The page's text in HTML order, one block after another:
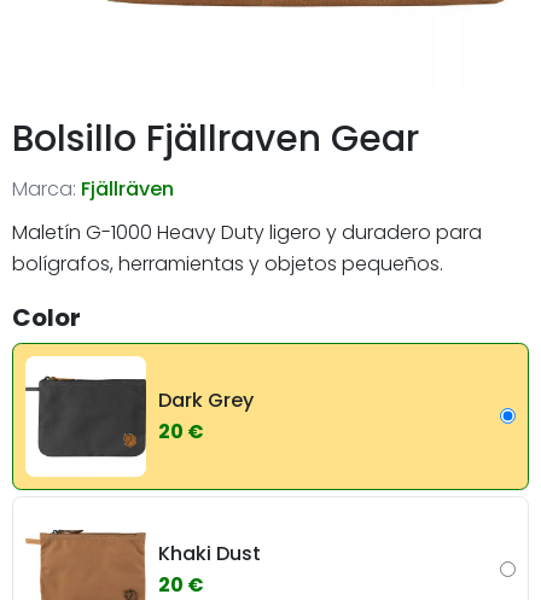
Bolsillo Fjällraven Gear
Marca: Fjällräven
Maletín G-1000 Heavy Duty ligero y duradero para
bolígrafos, herramientas y objetos pequeños.
Color
Dark Grey
20 €
Khaki Dust
20 €